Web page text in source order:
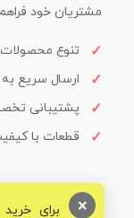
مشتریان خود
تنوع محصولات
ارسال سریع
پشتیبانی
قطعات با
برای ×